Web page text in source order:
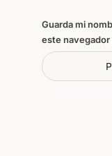
Guarda mi
este navegador